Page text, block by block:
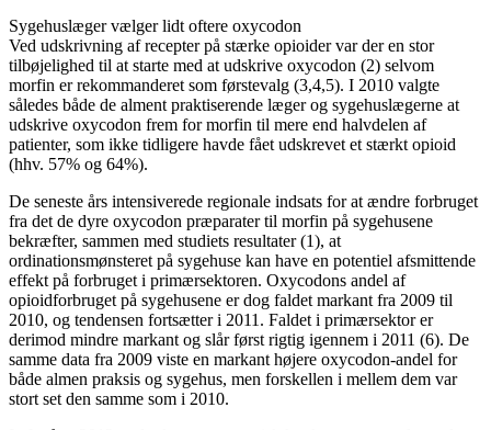
Sygehuslæger vælger lidt oftere oxycodon
Ved udskrivning af recepter på stærke opioider var der en stor
tilbøjelighed til at starte med at udskrive oxycodon (2) selvom
morfin er rekommanderet som førstevalg (3,4,5). I 2010 valgte
således både de alment praktiserende læger og sygehuslægerne at
udskrive oxycodon frem for morfin til mere end halvdelen af
patienter, som ikke tidligere havde fået udskrevet et stærkt opioid
(hhv. 57% og 64%).
De seneste års intensiverede regionale indsats for at ændre forbruget
fra det de dyre oxycodon præparater til morfin på sygehusene
bekræfter, sammen med studiets resultater (1), at
ordinationsmønsteret på sygehuse kan have en potentiel afsmittende
effekt på forbruget i primærsektoren. Oxycodons andel af
opioidforbruget på sygehusene er dog faldet markant fra 2009 til
2010, og tendensen fortsætter i 2011. Faldet i primærsektor er
derimod mindre markant og slår først rigtig igennem i 2011 (6). De
samme data fra 2009 viste en markant højere oxycodon-andel for
både almen praksis og sygehus, men forskellen i mellem dem var
stort set den samme som i 2010.